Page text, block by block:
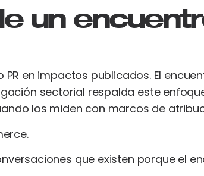
un
en impactos publicados. El
sectorial respalda este
los miden con marcos de
que existen porque el